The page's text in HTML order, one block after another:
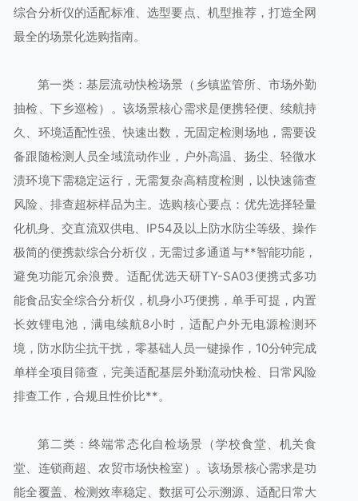
综合分析仪的适配标准、选型要点、机型推荐，打造全网
最全的场景化选购指南。
第一类：基层流动快检场景（乡镇监管所、市场外勤
抽检、下乡巡检）。该场景核心需求是便携轻便、续航持
久、环境适配性强、快速出数，无固定检测场地，需要设
备跟随检测人员全域流动作业，户外高温、扬尘、轻微水
渍环境下需稳定运行，无需复杂高精度检测，以快速筛查
风险、排查超标样品为主。选购核心要点：优先选择轻量
化机身、交直流双供电、IP54及以上防水防尘等级、操作
极简的便携款综合分析仪，无需过多通道与**智能功能，
避免功能冗余浪费。适配优选天研TY-SA03便携式多功
能食品安全综合分析仪，机身小巧便携，单手可提，内置
长效锂电池，满电续航8小时，适配户外无电源检测环
境，防水防尘抗干扰，零基础人员一键操作，10分钟完成
单样全项目筛查，完美适配基层外勤流动快检、日常风险
排查工作，合规且性价比**。
第二类：终端常态化自检场景（学校食堂、机关食
堂、连锁商超、农贸市场快检室）。该场景核心需求是功
能全覆盖、检测效率稳定、数据可公示溯源、适配日常大